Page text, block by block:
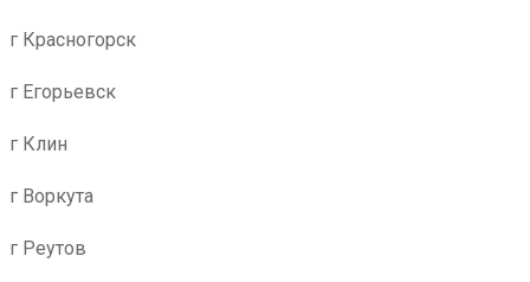
г Красногорск
г Егорьевск
г Клин
г Воркута
г Реутов